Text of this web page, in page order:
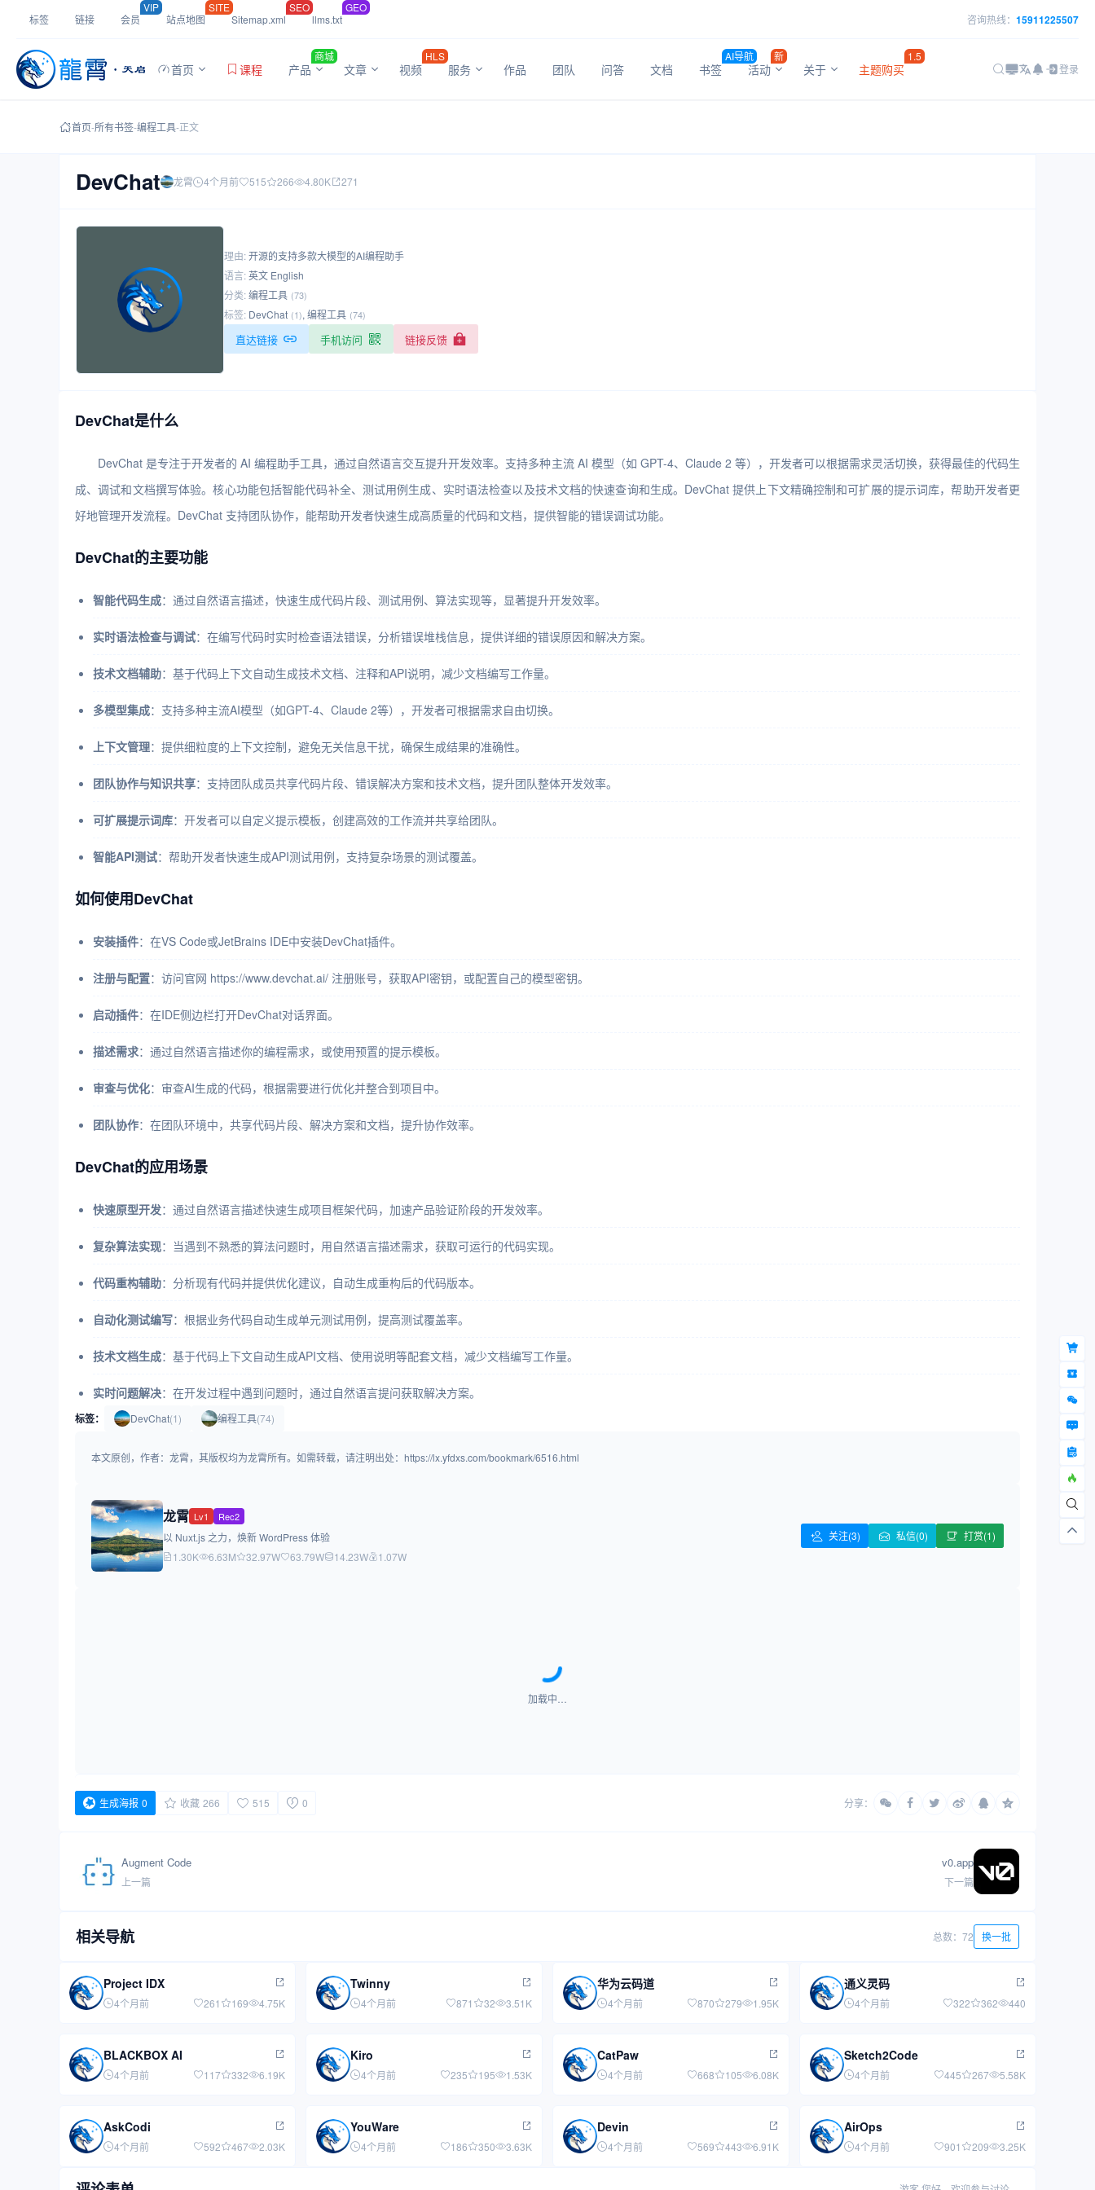
标签 链接 会员
VIP
站点地图
SITE
Sitemap.xml
SEO
llms.txt
GEO
咨询热线： 15911225507
首页 课程 产品
商城
文章 视频
HLS
服务 作品 团队 问答 文档 书签
AI导航
活动
新
关于 主题购买
1.5
登录
首页-所有书签-编程工具-正文
DevChat 龙霄 4个月前 515 266 4.80K 271
理由:开源的支持多款大模型的AI编程助手
语言:英文 English
分类:编程工具 (73)
标签: DevChat (1), 编程工具 (74)
直达链接 手机访问 链接反馈
DevChat是什么
DevChat 是专注于开发者的 AI 编程助手工具，通过自然语言交互提升开发效率。支持多种主流 AI 模型（如 GPT-4、Claude 2 等），开发者可以根据需求灵活切换，获得最佳的代码生
成、调试和文档撰写体验。核心功能包括智能代码补全、测试用例生成、实时语法检查以及技术文档的快速查询和生成。DevChat 提供上下文精确控制和可扩展的提示词库，帮助开发者更
好地管理开发流程。DevChat 支持团队协作，能帮助开发者快速生成高质量的代码和文档，提供智能的错误调试功能。
DevChat的主要功能
智能代码生成：通过自然语言描述，快速生成代码片段、测试用例、算法实现等，显著提升开发效率。
实时语法检查与调试：在编写代码时实时检查语法错误，分析错误堆栈信息，提供详细的错误原因和解决方案。
技术文档辅助：基于代码上下文自动生成技术文档、注释和API说明，减少文档编写工作量。
多模型集成：支持多种主流AI模型（如GPT-4、Claude 2等），开发者可根据需求自由切换。
上下文管理：提供细粒度的上下文控制，避免无关信息干扰，确保生成结果的准确性。
团队协作与知识共享：支持团队成员共享代码片段、错误解决方案和技术文档，提升团队整体开发效率。
可扩展提示词库：开发者可以自定义提示模板，创建高效的工作流并共享给团队。
智能API测试：帮助开发者快速生成API测试用例，支持复杂场景的测试覆盖。
如何使用DevChat
安装插件：在VS Code或JetBrains IDE中安装DevChat插件。
注册与配置：访问官网 https://www.devchat.ai/ 注册账号，获取API密钥，或配置自己的模型密钥。
启动插件：在IDE侧边栏打开DevChat对话界面。
描述需求：通过自然语言描述你的编程需求，或使用预置的提示模板。
审查与优化：审查AI生成的代码，根据需要进行优化并整合到项目中。
团队协作：在团队环境中，共享代码片段、解决方案和文档，提升协作效率。
DevChat的应用场景
快速原型开发：通过自然语言描述快速生成项目框架代码，加速产品验证阶段的开发效率。
复杂算法实现：当遇到不熟悉的算法问题时，用自然语言描述需求，获取可运行的代码实现。
代码重构辅助：分析现有代码并提供优化建议，自动生成重构后的代码版本。
自动化测试编写：根据业务代码自动生成单元测试用例，提高测试覆盖率。
技术文档生成：基于代码上下文自动生成API文档、使用说明等配套文档，减少文档编写工作量。
实时问题解决：在开发过程中遇到问题时，通过自然语言提问获取解决方案。
标签： DevChat(1) 编程工具(74)
本文原创，作者：龙霄，其版权均为龙霄所有。如需转载，请注明出处：https://lx.yfdxs.com/bookmark/6516.html
龙霄 Lv1 Rec2
以 Nuxt.js 之力，焕新 WordPress 体验
1.30K
6.63M 32.97W 63.79W 14.23W 1.07W
关注(3) 私信(0) 打赏(1)
加载中…
生成海报 0 收藏 266 515 0 分享：
Augment Code
上一篇
v0.app
下一篇
相关导航 总数：72 换一批
Project IDX
4个月前 261 169 4.75K
Twinny
4个月前 871 32 3.51K
华为云码道
4个月前 870 279 1.95K
通义灵码
4个月前 322 362 440
BLACKBOX AI
4个月前 117 332 6.19K
Kiro
4个月前 235 195 1.53K
CatPaw
4个月前 668 105 6.08K
Sketch2Code
4个月前 445 267 5.58K
AskCodi
4个月前 592 467 2.03K
YouWare
4个月前 186 350 3.63K
Devin
4个月前 569 443 6.91K
AirOps
4个月前 901 209 3.25K